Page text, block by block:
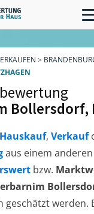
>
Bollersdorf,
Hauskauf, Verkauf
aus einem
bzw.
geschätzt werden.